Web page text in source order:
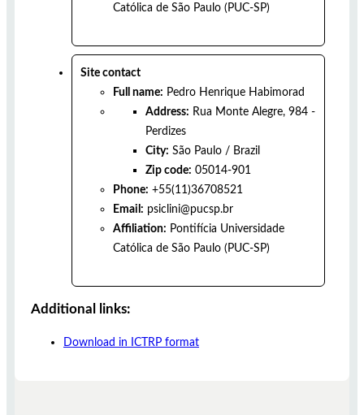
Católica de São Paulo (PUC-SP)
Site contact
Full name: Pedro Henrique Habimorad
Address: Rua Monte Alegre, 984 -
Perdizes
City: São Paulo / Brazil
Zip code: 05014-901
Phone: +55(11)36708521
Email: psiclini@pucsp.br
Affiliation: Pontifícia Universidade
Católica de São Paulo (PUC-SP)
Additional links:
Download in ICTRP format